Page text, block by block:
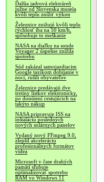
Ďalšia jadrová elektráreň
južne od Slovenska musela
kvôli teplu znížiť výkon
Železnice znižujú kvôli teplu
rýchlosť iba na 50 km/h,
spôsobuje to meškanie
NASA na diaľku na sonde
Voyager 2 úspešne znížila
spotrebu
Súd zakázal samojazdiacim
Google taxíkom dobíjanie v
noci, rušili obyvateľov
Železnice predávajú dve
tretiny lístkov elektronicky,
po donútení cestujúcich na
takýto nákup
NASA pripravuje ISS na
inštaláciu posledných
nových solárnych panelov
Vydaný nový FFmpeg 9.0,
zlepšil akceleráciu
profesionálnych formátov
videa
Microsoft v čase drahých
pamätí sľubuje
optimalizovať spotrebu
RAM vo Windows 11